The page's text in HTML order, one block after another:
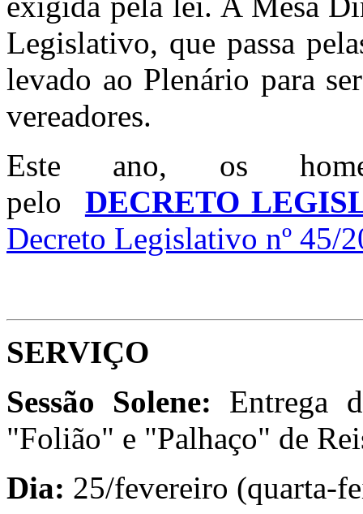
Legislativo, que passa
levado ao Plenário para
vereadores.
Este ano, os
pelo DECRETO
Decreto Legislativo nº 45/
SERVIÇO
Sessão Solene: Entrega
"Folião" e "Palhaço" de
Dia: 25/fevereiro (quarta-